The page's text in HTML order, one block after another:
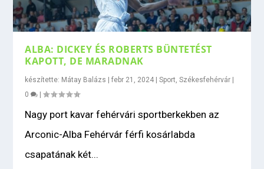
ALBA: DICKEY ÉS ROBERTS BÜNTETÉST
KAPOTT, DE MARADNAK
készítette: Mátay Balázs |febr 21, 2024 |Sport ,Székesfehérvár |
0
|
Nagy port kavar fehérvári sportberkekben az
Arconic-Alba Fehérvár férfi kosárlabda
csapatának két...